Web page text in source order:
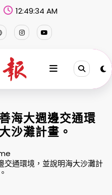
12:49:35 AM
海大週邊交通環
沙灘計畫。
交通環境，並說明海大沙灘計